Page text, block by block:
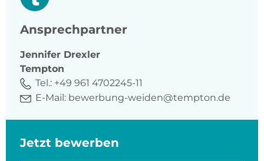
Ansprechpartner
Jennifer Drexler
Tempton
Tel.: +49 961 4702245-11
E-Mail: bewerbung-weiden@tempton.de
Jetzt bewerben